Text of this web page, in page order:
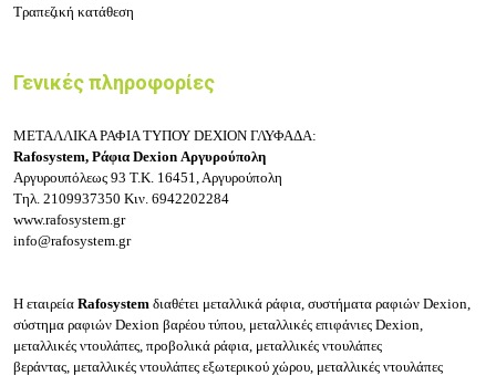
Τραπεζική κατάθεση
Γενικές πληροφορίες
ΜΕΤΑΛΛΙΚΑ ΡΑΦΙΑ ΤΥΠΟΥ DEXION ΓΛΥΦΑΔΑ:
Rafosystem, Ράφια Dexion Αργυρούπολη
Αργυρουπόλεως 93 Τ.Κ. 16451, Αργυρούπολη
Τηλ. 2109937350 Κιν. 6942202284
www.rafosystem.gr
info@rafosystem.gr
Η εταιρεία Rafosystem διαθέτει μεταλλικά ράφια, συστήματα ραφιών Dexion,
σύστημα ραφιών Dexion βαρέου τύπου, μεταλλικές επιφάνιες Dexion,
μεταλλικές ντουλάπες, προβολικά ράφια, μεταλλικές ντουλάπες
βεράντας, μεταλλικές ντουλάπες εξωτερικού χώρου, μεταλλικές ντουλάπες